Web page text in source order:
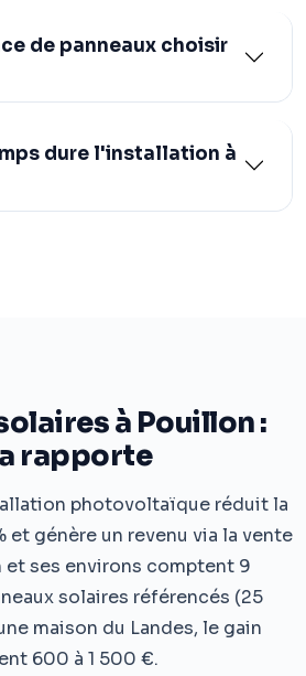
à Pouillon :
rapporte
photovoltaïque réduit la
et génère un revenu via la vente
et ses environs comptent 9
solaires référencés (25
maison du Landes, le gain
600 à 1 500 €.
de panneaux choisir
dure l'installation à